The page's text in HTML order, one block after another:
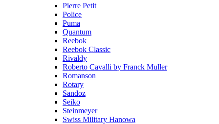
Pierre Petit
Police
Puma
Quantum
Reebok
Reebok Classic
Rivaldy
Roberto Cavalli by Franck Muller
Romanson
Rotary
Sandoz
Seiko
Steinmeyer
Swiss Military Hanowa